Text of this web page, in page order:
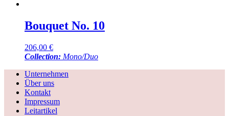
Bouquet No. 10
206,00 €
Collection: Mono/Duo
Unternehmen
Über uns
Kontakt
Impressum
Leitartikel